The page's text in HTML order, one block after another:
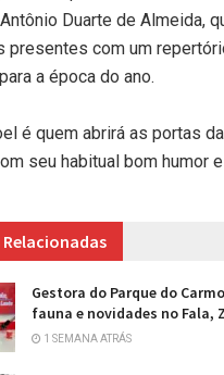
Duarte de Almeida,
presentes com um
a época do ano.
é quem abrirá as portas
seu habitual bom humor
Gestora do Parque do
fauna e novidades no Fala,
1 SEMANA ATRÁS